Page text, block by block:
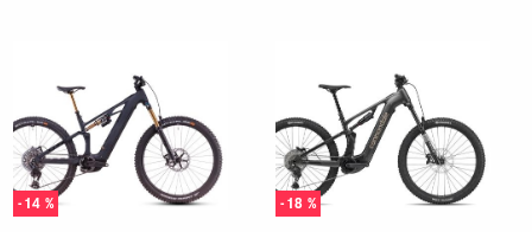
- 14 % - 18 %